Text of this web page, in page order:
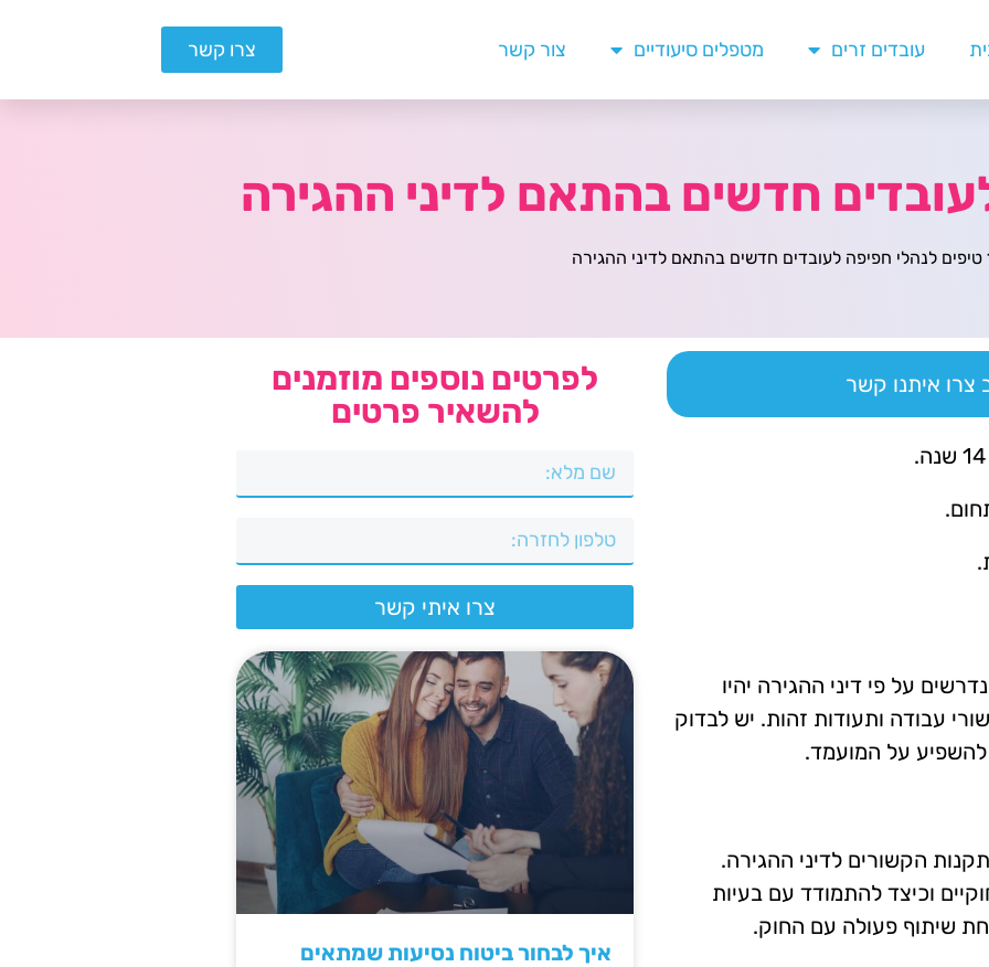
עובדים זרים מטפלים סיעודיים צור קשר צרו קשר
איתנו קשר
על פי דיני ההגירה יהיו
עבודה ותעודות זהות. יש לבדוק
להשפיע על המועמד.
הקשורים לדיני ההגירה.
וכיצד להתמודד עם בעיות
שיתוף פעולה עם החוק.
לפרטים נוספים מוזמנים
להשאיר פרטים
צרו איתי קשר
איך לבחור ביטוח נסיעות שמתאים